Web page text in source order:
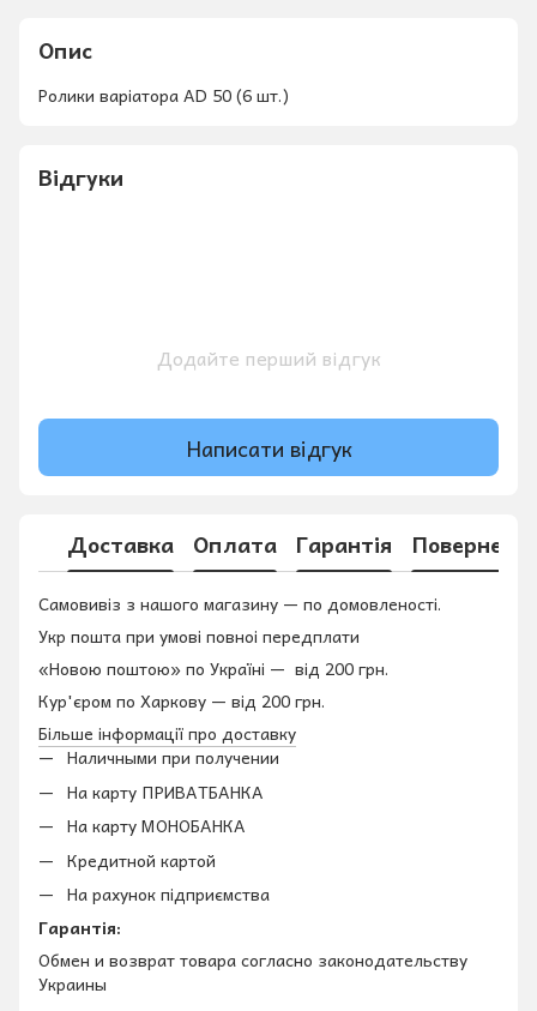
Опис
Ролики варіатора AD 50 (6 шт.)
Відгуки
Додайте перший відгук
Написати відгук
Доставка Оплата Гарантія
Самовивіз з нашого магазину — по домовленості.
Укр пошта при умові повноі передплати
«Новою поштою» по Україні — від 200 грн.
Кур'єром по Харкову — від 200 грн.
Більше інформації про доставку
Наличными при получении
На карту ПРИВАТБАНКА
На карту МОНОБАНКА
Кредитной картой
На рахунок підприємства
Гарантія:
Обмен и возврат товара согласно законодательству
Украины